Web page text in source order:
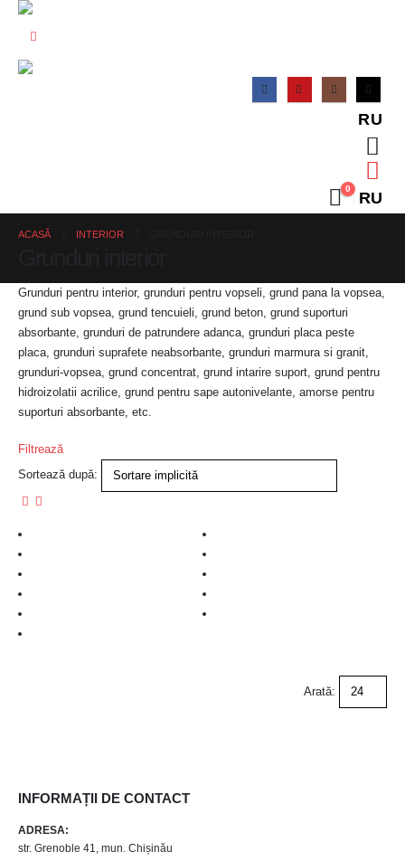
RU
0 RU
ACASĂ INTERIOR
Grunduri pentru interior, grunduri pentru vopseli, grund pana la vopsea,
grund sub vopsea, grund tencuieli, grund beton, grund suporturi
absorbante, grunduri de patrundere adanca, grunduri placa peste
placa, grunduri suprafete neabsorbante, grunduri marmura si granit,
grunduri-vopsea, grund concentrat, grund intarire suport, grund pentru
hidroizolatii acrilice, grund pentru sape autonivelante, amorse pentru
suporturi absorbante, etc.
Filtrează
Sortează după:
Arată:
INFORMAȚII DE CONTACT
ADRESA:
str. Grenoble 41, mun. Chișinău